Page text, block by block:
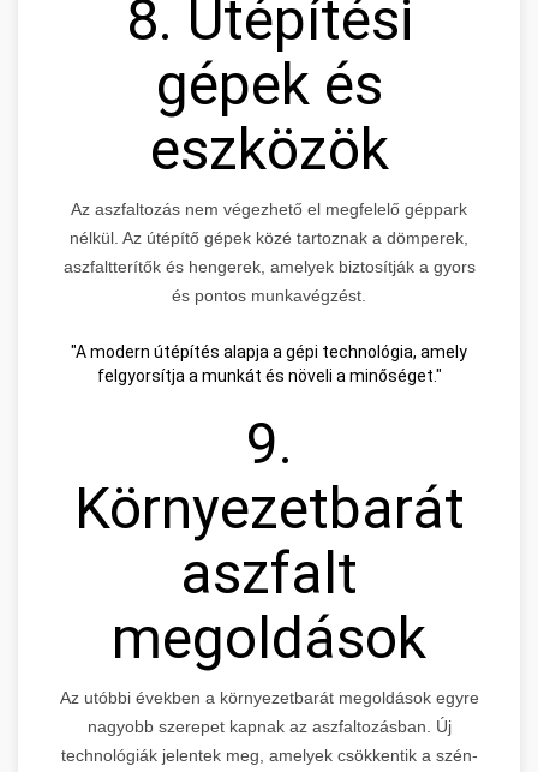
8. Útépítési
gépek és
eszközök
Az aszfaltozás nem végezhető el megfelelő géppark
nélkül. Az útépítő gépek közé tartoznak a dömperek,
aszfaltterítők és hengerek, amelyek biztosítják a gyors
és pontos munkavégzést.
"A modern útépítés alapja a gépi technológia, amely
felgyorsítja a munkát és növeli a minőséget."
9.
Környezetbarát
aszfalt
megoldások
Az utóbbi években a környezetbarát megoldások egyre
nagyobb szerepet kapnak az aszfaltozásban. Új
technológiák jelentek meg, amelyek csökkentik a szén-